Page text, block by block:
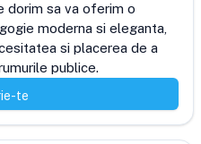
dorim sa va oferim o
moderna si eleganta,
si placerea de a
publice.
te